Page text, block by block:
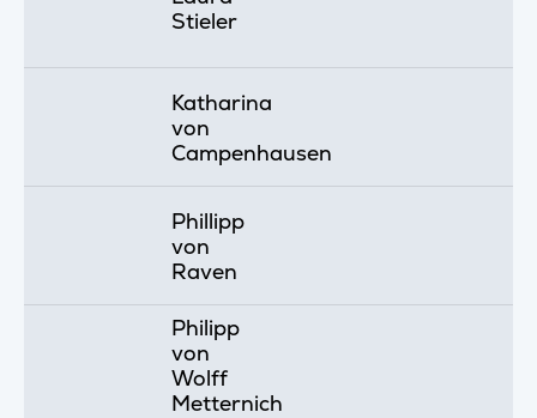
Stieler
Katharina
von
Campenhausen
Phillipp
von
Raven
Philipp
von
Wolff
Metternich